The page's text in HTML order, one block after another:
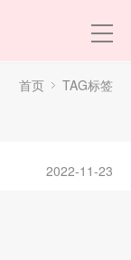
首页 TAG标签
2022-11-23